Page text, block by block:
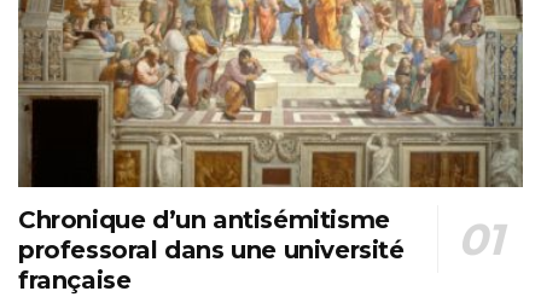
Chronique d’un antisémitisme
professoral dans une université
française